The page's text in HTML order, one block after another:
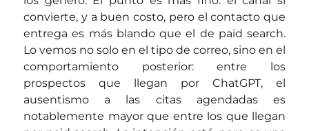
convierte, y a buen costo, pero el contacto que
entrega es más blando que el de paid search.
Lo vemos no solo en el tipo de correo, sino en el
comportamiento posterior: entre los
prospectos que llegan por ChatGPT, el
ausentismo a las citas agendadas es
notablemente mayor que entre los que llegan